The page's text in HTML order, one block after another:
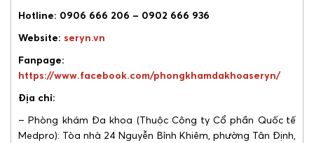
Hotline: 0906 666 206 – 0902 666 936
Website: seryn.vn
Fanpage:
https://www.facebook.com/phongkhamdakhoaseryn/
Địa chỉ:
– Phòng khám Đa khoa (Thuộc Công ty Cổ phần Quốc tế
Medpro): Tòa nhà 24 Nguyễn Bỉnh Khiêm, phường Tân Định,